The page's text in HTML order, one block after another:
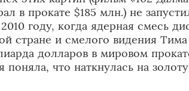
в прокате $185 млн.) не
году, когда ядерная смесь
стране и смелого видения
долларов в мировом
что наткнулась на